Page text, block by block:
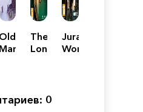
Old
Man's
The
Long
Jurassic
World
0